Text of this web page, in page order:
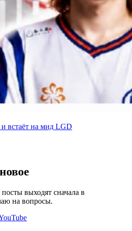
встаёт на мид LGD
выходят сначала в
на вопросы.